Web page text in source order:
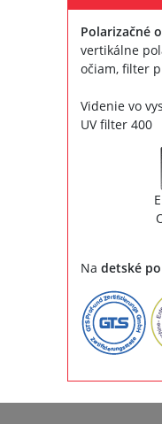
Polarizačné
vertikálne
očiam, filter
Videnie vo
UV filter 400
Na detské